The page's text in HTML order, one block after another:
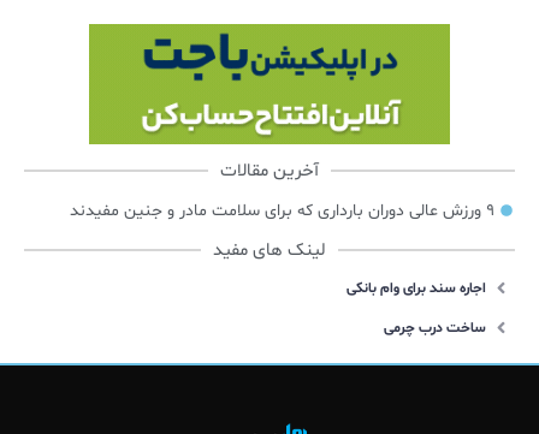
آخرین مقالات
۹ ورزش عالی دوران بارداری که برای سلامت مادر و جنین مفیدند
لینک های مفید
اجاره سند برای وام بانکی
ساخت درب چرمی